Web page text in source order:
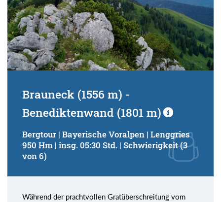
Brauneck (1556 m) -
Benediktenwand (1801 m)
Bergtour | Bayerische Voralpen | Lenggries
950 Hm | insg. 05:30 Std. | Schwierigkeit (3
von 6)
Während der prachtvollen Gratüberschreitung vom